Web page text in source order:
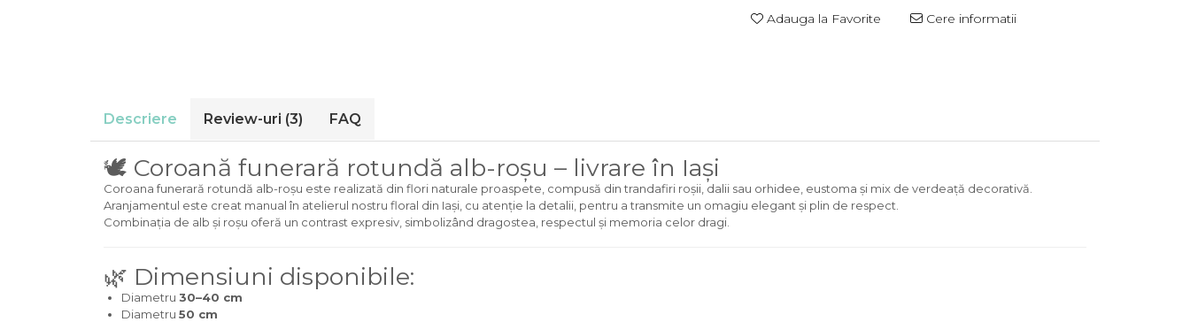
Adauga la Favorite Cere informatii
Descriere Review-uri (3) FAQ
🕊️ Coroană funerară rotundă alb-roșu – livrare în Iași
Coroana funerară rotundă alb-roșu este realizată din flori naturale proaspete, compusă din trandafiri roșii, dalii sau orhidee, eustoma și mix de verdeață decorativă.
Aranjamentul este creat manual în atelierul nostru floral din Iași, cu atenție la detalii, pentru a transmite un omagiu elegant și plin de respect.
Combinația de alb și roșu oferă un contrast expresiv, simbolizând dragostea, respectul și memoria celor dragi.
🌿 Dimensiuni disponibile:
Diametru 30–40 cm
Diametru 50 cm